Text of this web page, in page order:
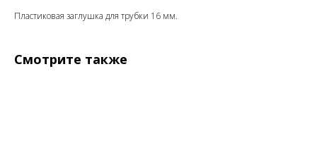
Пластиковая заглушка для трубки 16 мм.
Смотрите также